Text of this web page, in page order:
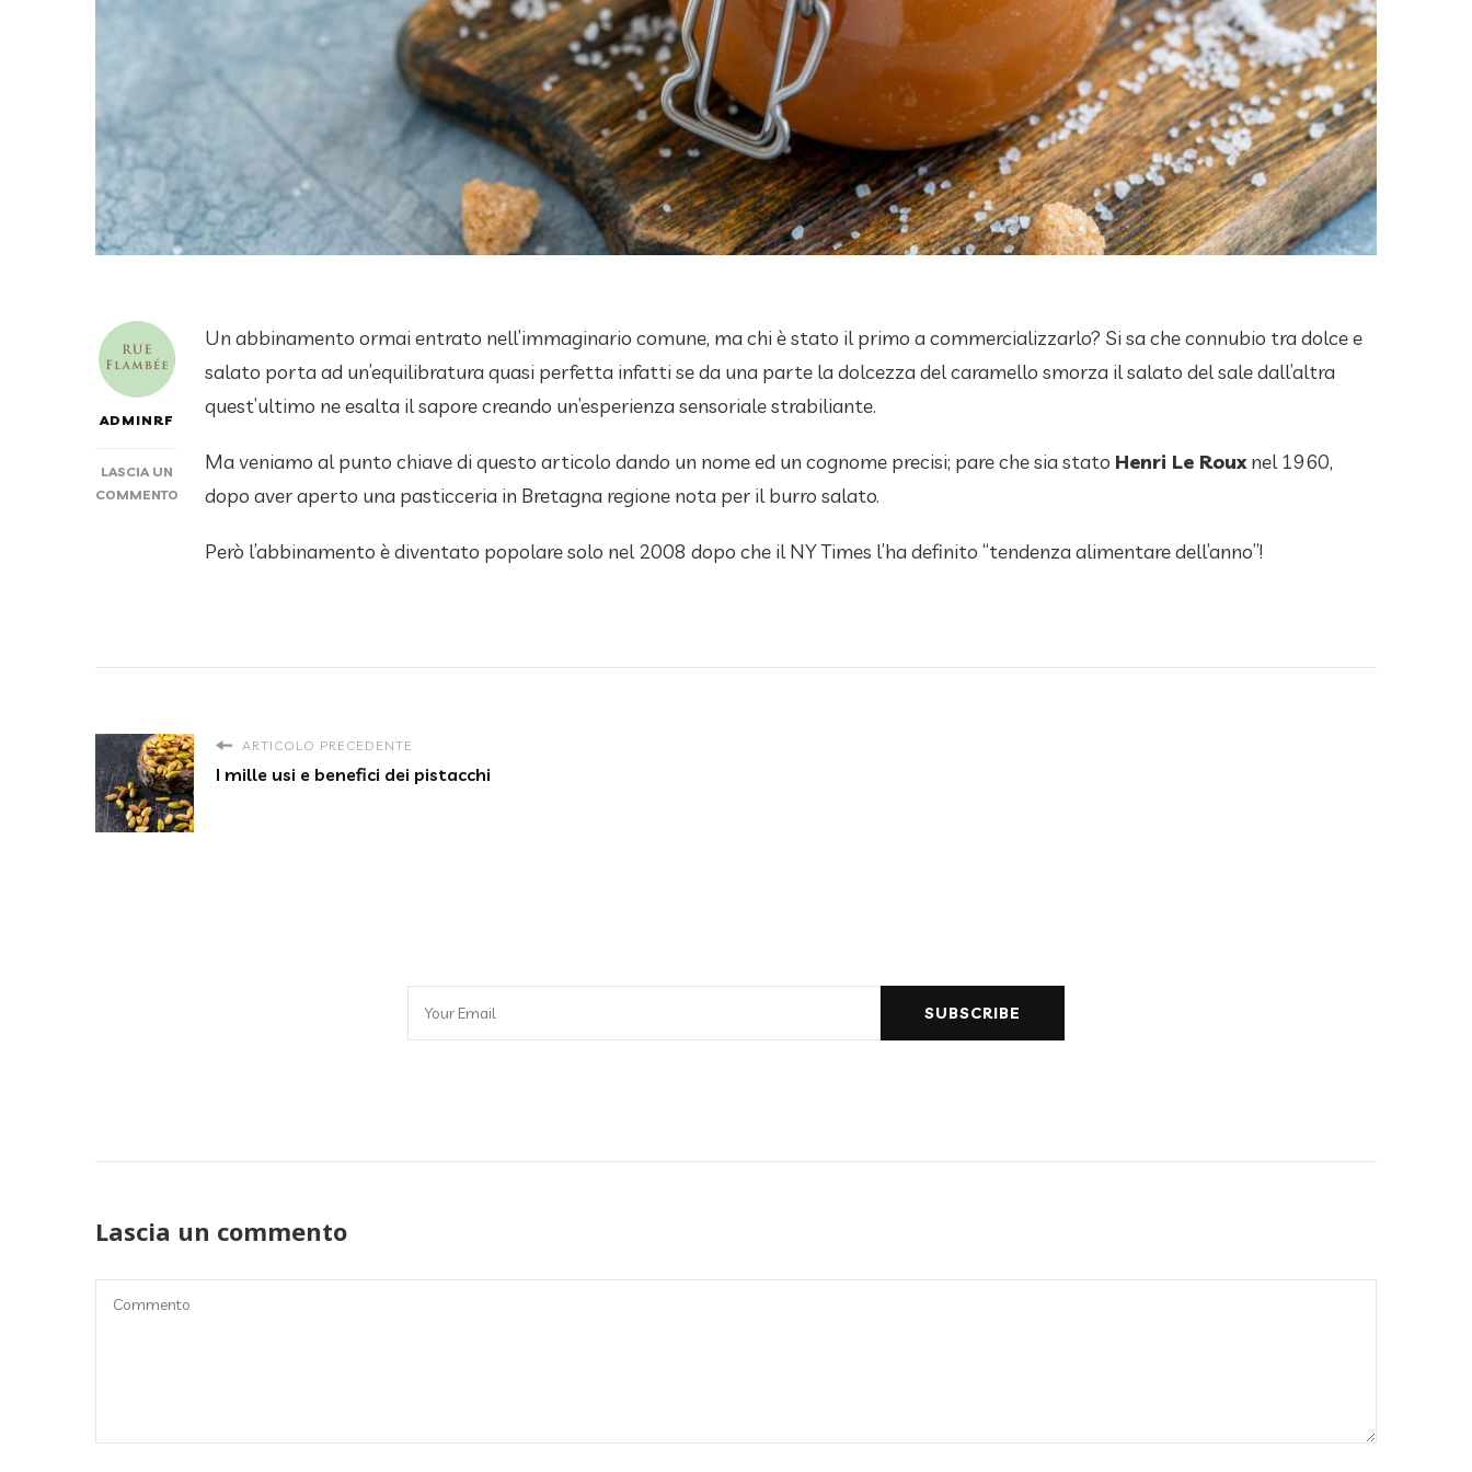
ADMINRF
LASCIA UN
COMMENTO
Un abbinamento ormai entrato nell’immaginario comune, ma chi è stato il primo a commercializzarlo? Si sa che connubio tra dolce e
salato porta ad un’equilibratura quasi perfetta infatti se da una parte la dolcezza del caramello smorza il salato del sale dall’altra
quest’ultimo ne esalta il sapore creando un’esperienza sensoriale strabiliante.
Ma veniamo al punto chiave di questo articolo dando un nome ed un cognome precisi; pare che sia stato Henri Le Rouxnel 1960,
dopo aver aperto una pasticceria in Bretagna regione nota per il burro salato.
Però l’abbinamento è diventato popolare solo nel 2008 dopo che il NY Times l’ha definito “tendenza alimentare dell’anno”!
ARTICOLO PRECEDENTE
I mille usi e benefici dei pistacchi
Lascia un commento